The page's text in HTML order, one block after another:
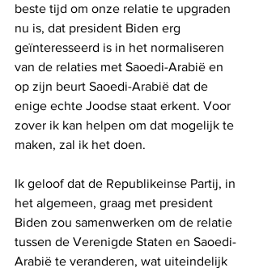
beste tijd om onze relatie te upgraden
nu is, dat president Biden erg
geïnteresseerd is in het normaliseren
van de relaties met Saoedi-Arabië en
op zijn beurt Saoedi-Arabië dat de
enige echte Joodse staat erkent. Voor
zover ik kan helpen om dat mogelijk te
maken, zal ik het doen.
Ik geloof dat de Republikeinse Partij, in
het algemeen, graag met president
Biden zou samenwerken om de relatie
tussen de Verenigde Staten en Saoedi-
Arabië te veranderen, wat uiteindelijk